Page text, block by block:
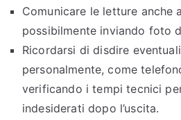
Comunicare le letture anche
possibilmente inviando foto
Ricordarsi di disdire
personalmente, come
verificando i tempi tecnici
indesiderati dopo l’uscita.